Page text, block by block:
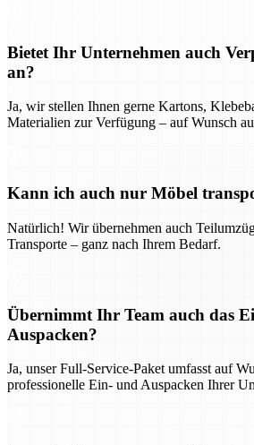
Bietet Ihr Unternehmen auch
an?
Ja, wir stellen Ihnen gerne Kartons,
Materialien zur Verfügung – auf Wunsch
Kann ich auch nur Möbel
Natürlich! Wir übernehmen auch
Transporte – ganz nach Ihrem Bedarf.
Übernimmt Ihr Team auch das
Auspacken?
Ja, unser Full-Service-Paket umfasst auf
professionelle Ein- und Auspacken Ihrer